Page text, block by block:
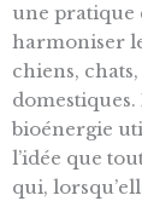
une pratique
harmoniser
chiens,
domestiques.
bioénergie
l’idée que
qui,